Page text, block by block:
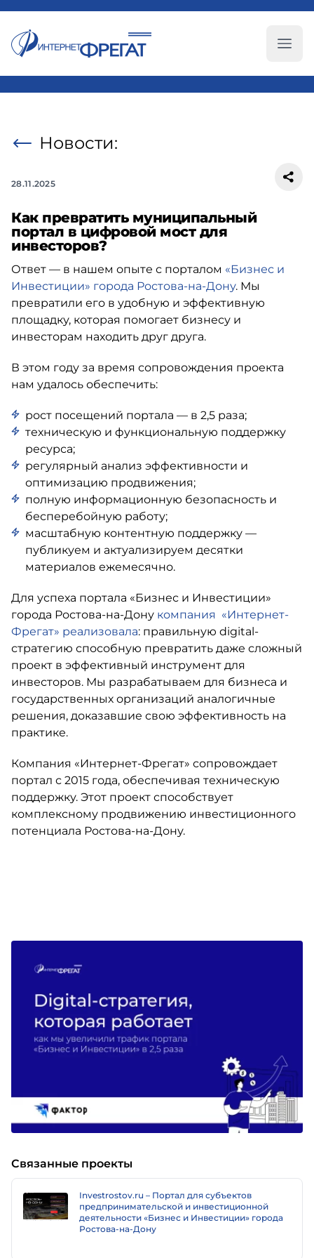
Новости:
28.11.2025
Как превратить муниципальный
портал в цифровой мост для
инвесторов?
Ответ — в нашем опыте с порталом «Бизнес и
Инвестиции» города Ростова-на-Дону. Мы
превратили его в удобную и эффективную
площадку, которая помогает бизнесу и
инвесторам находить друг друга.
В этом году за время сопровождения проекта
нам удалось обеспечить:
рост посещений портала — в 2,5 раза;
техническую и функциональную поддержку
ресурса;
регулярный анализ эффективности и
оптимизацию продвижения;
полную информационную безопасность и
бесперебойную работу;
масштабную контентную поддержку —
публикуем и актуализируем десятки
материалов ежемесячно.
Для успеха портала «Бизнес и Инвестиции»
города Ростова-на-Дону компания «Интернет-
Фрегат» реализовала: правильную digital-
стратегию способную превратить даже сложный
проект в эффективный инструмент для
инвесторов. Мы разрабатываем для бизнеса и
государственных организаций аналогичные
решения, доказавшие свою эффективность на
практике.
Компания «Интернет-Фрегат» сопровождает
портал с 2015 года, обеспечивая техническую
поддержку. Этот проект способствует
комплексному продвижению инвестиционного
потенциала Ростова-на-Дону.
Связанные проекты
Investrostov.ru – Портал для субъектов
предпринимательской и инвестиционной
деятельности «Бизнес и Инвестиции» города
Ростова-на-Дону